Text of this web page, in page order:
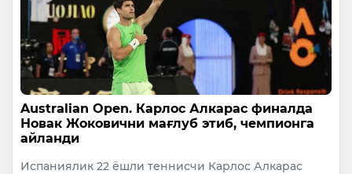
Australian Open. Карлос Алкарас финалда
Новак Жоковични мағлуб этиб, чемпионга
айланди
Испаниялик 22 ёшли теннисчи Карлос Алкарас